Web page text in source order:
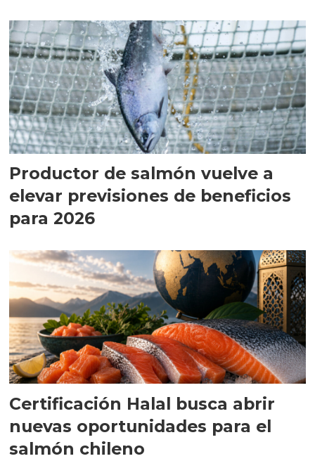
Productor de salmón vuelve a
elevar previsiones de beneficios
para 2026
Certificación Halal busca abrir
nuevas oportunidades para el
salmón chileno